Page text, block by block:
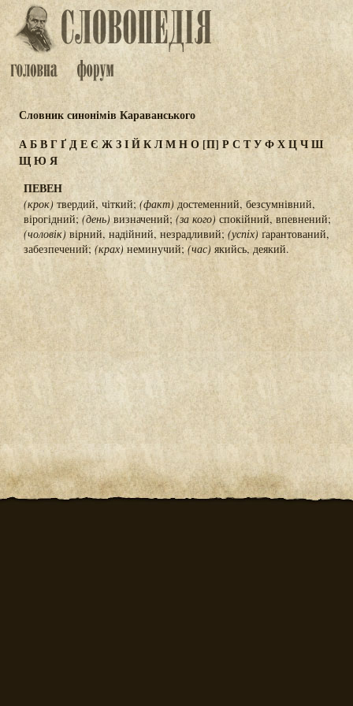
Словник синонімів Караванського
АБВГҐДЕЄ ЖЗІЙКЛМНО[П] Р С ТУФХЦЧШ
ЩЮ Я
ПЕВЕН
(крок) твердий, чіткий;(факт) достеменний, безсумнівний,
вірогідний;(день) визначений; (за кого) спокійний, впевнений;
(чоловік) вірний, надійний, незрадливий; (успіх) ґарантований,
забезпечений; (крах) неминучий; (час) якийсь, деякий.